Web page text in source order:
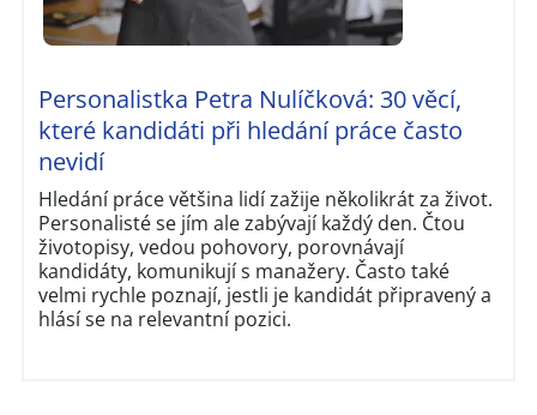
Personalistka Petra Nulíčková: 30 věcí,
které kandidáti při hledání práce často
nevidí
Hledání práce většina lidí zažije několikrát za život.
Personalisté se jím ale zabývají každý den. Čtou
životopisy, vedou pohovory, porovnávají
kandidáty, komunikují s manažery. Často také
velmi rychle poznají, jestli je kandidát připravený a
hlásí se na relevantní pozici.